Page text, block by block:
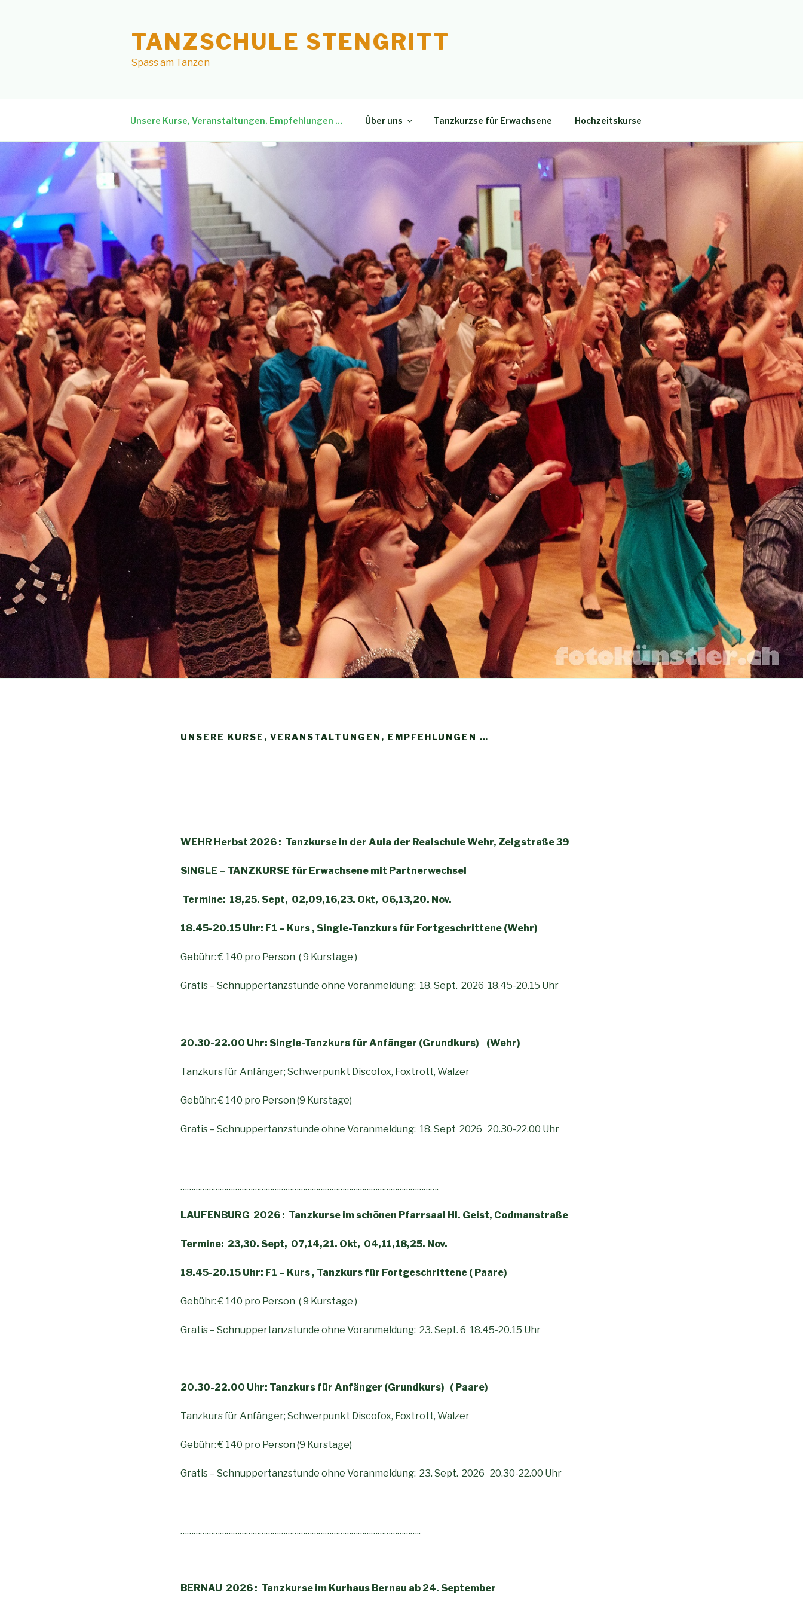
TANZSCHULE STENGRITT
Spass am Tanzen
Unsere Kurse, Veranstaltungen, Empfehlungen … Über uns Tanzkurzse für Erwachsene Hochzeitskurse
UNSERE KURSE, VERANSTALTUNGEN, EMPFEHLUNGEN …
WEHR Herbst 2026 : Tanzkurse in der Aula der Realschule Wehr, Zelgstraße 39
SINGLE – TANZKURSE für Erwachsene mit Partnerwechsel
Termine: 18,25. Sept, 02,09,16,23. Okt, 06,13,20. Nov.
18.45-20.15 Uhr: F1 – Kurs , Single-Tanzkurs für Fortgeschrittene (Wehr)
Gebühr: € 140 pro Person ( 9 Kurstage )
Gratis – Schnuppertanzstunde ohne Voranmeldung: 18. Sept. 2026 18.45-20.15 Uhr
20.30-22.00 Uhr: Single-Tanzkurs für Anfänger (Grundkurs) (Wehr)
Tanzkurs für Anfänger; Schwerpunkt Discofox, Foxtrott, Walzer
Gebühr: € 140 pro Person (9 Kurstage)
Gratis – Schnuppertanzstunde ohne Voranmeldung: 18. Sept 2026 20.30-22.00 Uhr
……………………………………………………………………………………………………….
LAUFENBURG 2026 : Tanzkurse im schönen Pfarrsaal Hl. Geist, Codmanstraße
Termine: 23,30. Sept, 07,14,21. Okt, 04,11,18,25. Nov.
18.45-20.15 Uhr: F1 – Kurs , Tanzkurs für Fortgeschrittene ( Paare)
Gebühr: € 140 pro Person ( 9 Kurstage )
Gratis – Schnuppertanzstunde ohne Voranmeldung: 23. Sept. 6 18.45-20.15 Uhr
20.30-22.00 Uhr: Tanzkurs für Anfänger (Grundkurs) ( Paare)
Tanzkurs für Anfänger; Schwerpunkt Discofox, Foxtrott, Walzer
Gebühr: € 140 pro Person (9 Kurstage)
Gratis – Schnuppertanzstunde ohne Voranmeldung: 23. Sept. 2026 20.30-22.00 Uhr
………………………………………………………………………………………………..
BERNAU 2026 : Tanzkurse im Kurhaus Bernau ab 24. September